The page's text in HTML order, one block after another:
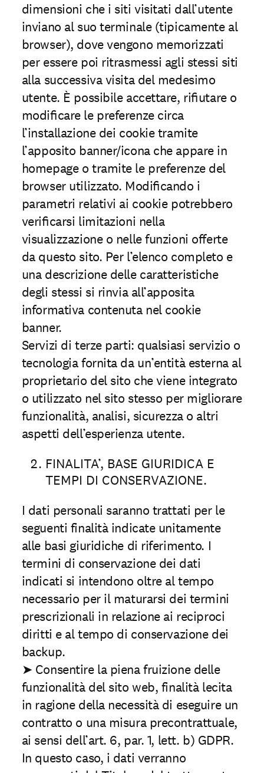
dimensioni che i siti visitati dall’utente
inviano al suo terminale (tipicamente al
browser), dove vengono memorizzati
per essere poi ritrasmessi agli stessi siti
alla successiva visita del medesimo
utente. È possibile accettare, riﬁutare o
modiﬁcare le preferenze circa
l’installazione dei cookie tramite
l’apposito banner/icona che appare in
homepage o tramite le preferenze del
browser utilizzato. Modiﬁcando i
parametri relativi ai cookie potrebbero
veriﬁcarsi limitazioni nella
visualizzazione o nelle funzioni offerte
da questo sito. Per l’elenco completo e
una descrizione delle caratteristiche
degli stessi si rinvia all’apposita
informativa contenuta nel cookie
banner.
Servizi di terze parti: qualsiasi servizio o
tecnologia fornita da un’entità esterna al
proprietario del sito che viene integrato
o utilizzato nel sito stesso per migliorare
funzionalità, analisi, sicurezza o altri
aspetti dell’esperienza utente.
FINALITA’, BASE GIURIDICA E
TEMPI DI CONSERVAZIONE.
I dati personali saranno trattati per le
seguenti finalità indicate unitamente
alle basi giuridiche di riferimento. I
termini di conservazione dei dati
indicati si intendono oltre al tempo
necessario per il maturarsi dei termini
prescrizionali in relazione ai reciproci
diritti e al tempo di conservazione dei
backup.
➤ Consentire la piena fruizione delle
funzionalità del sito web, finalità lecita
in ragione della necessità di eseguire un
contratto o una misura precontrattuale,
ai sensi dell’art. 6, par. 1, lett. b) GDPR.
In questo caso, i dati verranno